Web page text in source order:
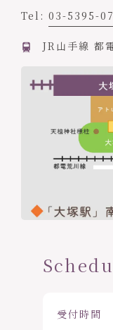
Tel: 03-5395-
JR山手線 都
受付時間